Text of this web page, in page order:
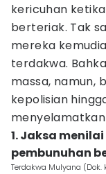
kericuhan
berteriak. Tak
mereka
terdakwa.
massa, namun,
kepolisian
1. Jaksa
pembunuhan
Terdakwa Mulyana (Dok.